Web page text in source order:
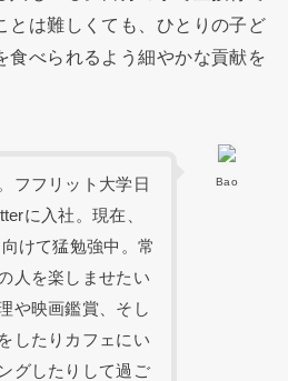
とは難しくても、ひとりの子ど
食べられるよう細やかな貢献を
Bao
フフリット大学日
に入社。現在、
けて猛勉強中。常
人を楽しませたい
や映画鑑賞、そし
したりカフェにい
グしたりして過ご